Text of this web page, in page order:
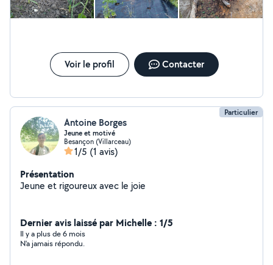
Voir le profil Contacter
Particulier
Antoine Borges
Jeune et motivé
Besançon (Villarceau)
1/5 (1 avis)
Présentation
Jeune et rigoureux avec le joie
Dernier avis laissé par Michelle : 1/5
Il y a plus de 6 mois
N'a jamais répondu.